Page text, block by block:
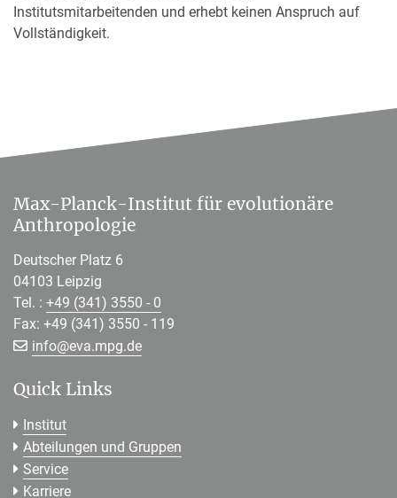
Institutsmitarbeitenden und erhebt keinen Anspruch auf
Vollständigkeit.
Max-Planck-Institut für evolutionäre
Anthropologie
Deutscher Platz 6
04103 Leipzig
Tel. : +49 (341) 3550 - 0
Fax: +49 (341) 3550 - 119
info@[>>> Please remove the text! <<<]
eva.mpg.de
Quick Links
Institut
Abteilungen und Gruppen
Service
Karriere